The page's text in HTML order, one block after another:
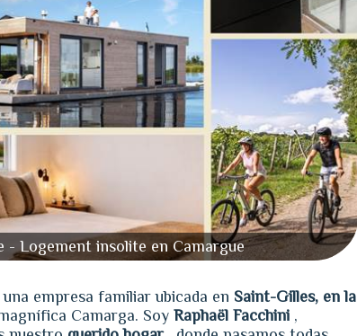
- Logement insolite en Camargue
una empresa familiar ubicada en Saint-Gilles, en la
Camarga. Soy Raphaël Facchini ,